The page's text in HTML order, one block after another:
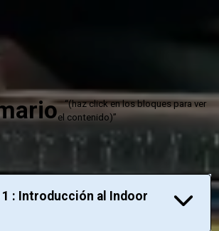
“(haz click en los bloques para ver
el contenido)”
1 : Introducción al Indoor